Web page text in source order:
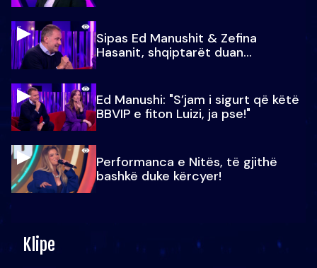
Sipas Ed Manushit & Zefina
Hasanit, shqiptarët duan...
Ed Manushi: "S’jam i sigurt që këtë
BBVIP e fiton Luizi, ja pse!"
Performanca e Nitës, të gjithë
bashkë duke kërcyer!
Klipe